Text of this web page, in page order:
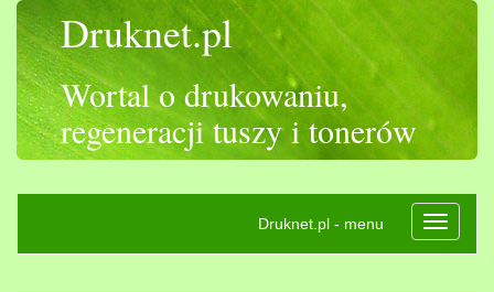
Druknet.pl
Wortal o drukowaniu,
regeneracji tuszy i tonerów
Rozwiń
Druknet.pl - menu